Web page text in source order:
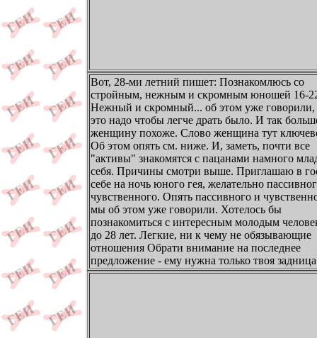
Вот, 28-ми летний пишет: Познакомлюсь со
стройным, нежным и скромным юношей 16-
Нежный и скромный... об этом уже говорили,
это надо чтобы легче драть было. И так
женщину похоже. Слово женщина тут
Об этом опять см. ниже. И, заметь, почти все
"активы" знакомятся с пацанами намного
себя. Причины смотри выше. Приглашаю в
себе на ночь юного гея, желательно
чувственного. Опять пассивного и
мы об этом уже говорили. Хотелось бы
познакомиться с интересным молодым
до 28 лет. Легкие, ни к чему не обязывающие
отношения Обрати внимание на последнее
предложение - ему нужна только твоя